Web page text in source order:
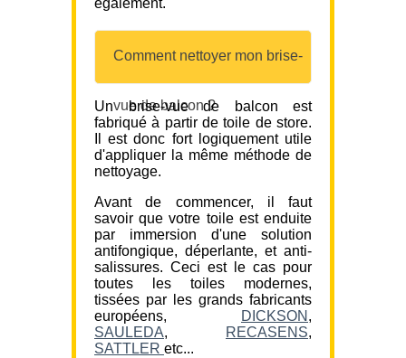
également.
Comment nettoyer mon brise-
vue de balcon ?
Un brise-vue de balcon est
fabriqué à partir de toile de store.
Il est donc fort logiquement utile
d'appliquer la même méthode de
nettoyage.
Avant de commencer, il faut
savoir que votre toile est enduite
par immersion d'une solution
antifongique, déperlante, et anti-
salissures. Ceci est le cas pour
toutes les toiles modernes,
tissées par les grands fabricants
européens,
DICKSON ,
SAULEDA, RECASENS,
SATTLER etc...